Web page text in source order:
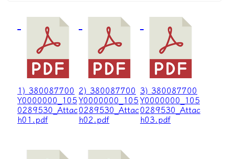
1) 380087700
Y0000000_105
0289530_Attac
h01.pdf
2) 380087700
Y0000000_105
0289530_Attac
h02.pdf
3) 380087700
Y0000000_105
0289530_Attac
h03.pdf